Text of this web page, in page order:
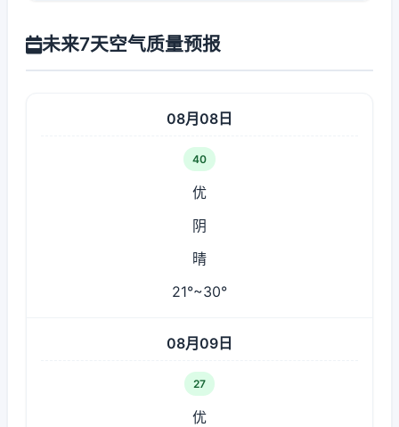
未来7天空气质量预报
08月08日
40
优
阴
晴
21°~30°
08月09日
27
优